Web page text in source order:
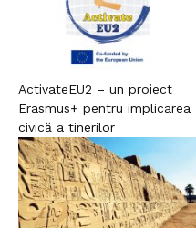
ActivateEU2 – un proiect
Erasmus+ pentru implicarea
civică a tinerilor